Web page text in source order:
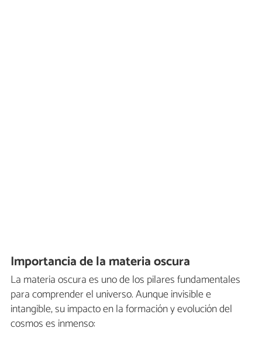
Importancia de la materia oscura
La materia oscura es uno de los pilares fundamentales
para comprender el universo. Aunque invisible e
intangible, su impacto en la formación y evolución del
cosmos es inmenso: